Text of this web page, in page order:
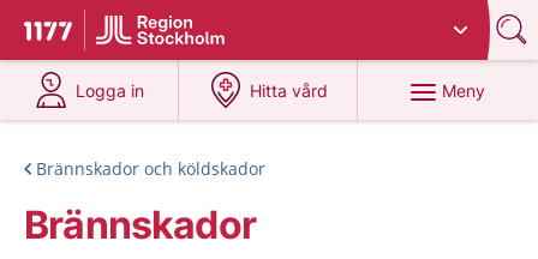
Till startsidan för 1177
Du har valt region
Logga in
på 1177.se
Hitta vård
på 1177.se
Meny
Brännskador och köldskador
Brännskador